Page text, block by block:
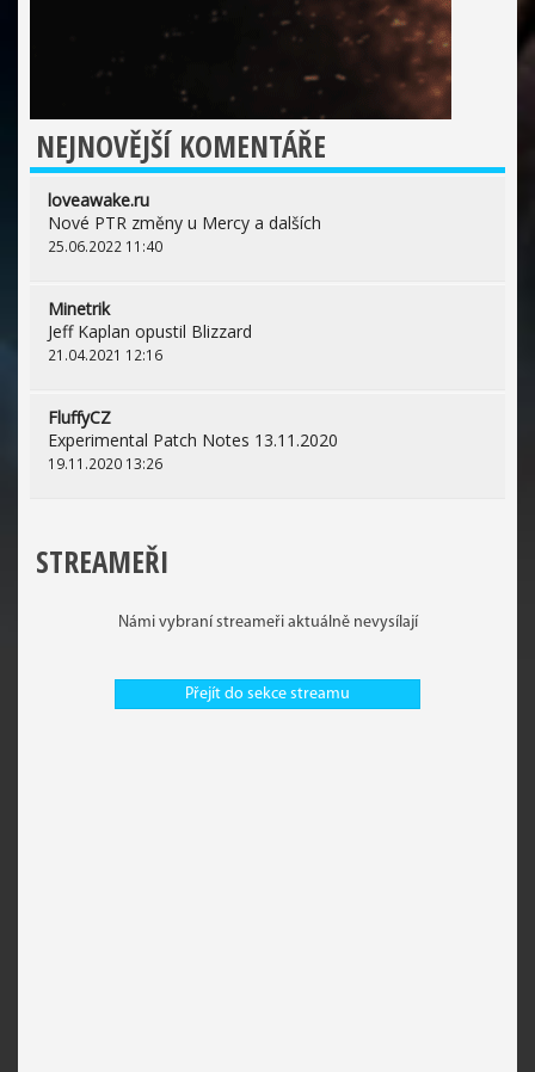
NEJNOVĚJŠÍ KOMENTÁŘE
loveawake.ru
Nové PTR změny u Mercy a dalších
25.06.2022 11:40
Minetrik
Jeff Kaplan opustil Blizzard
21.04.2021 12:16
FluffyCZ
Experimental Patch Notes 13.11.2020
19.11.2020 13:26
STREAMEŘI
Námi vybraní streameři aktuálně nevysílají
Přejít do sekce streamu